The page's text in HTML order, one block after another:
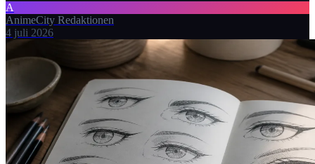
A
AnimeCity Redaktionen
4 juli 2026